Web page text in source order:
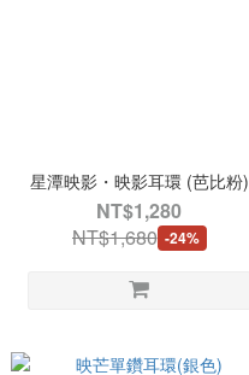
星潭映影・映影耳環 (芭比粉)
NT$1,280
NT$1,680 -24%